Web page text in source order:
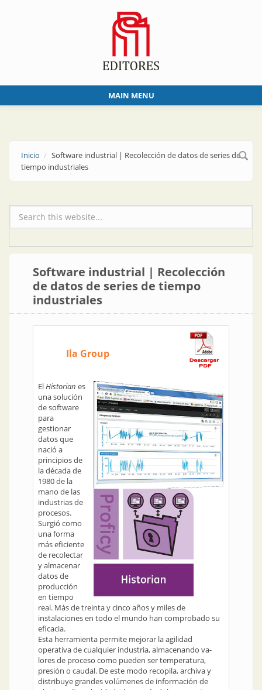
MAIN MENU
Inicio
Software industrial | Recolección de datos de series de
tiempo industriales
Formulario de búsqueda
Software industrial | Recolección
de datos de series de tiempo
industriales
Ila Group
ElHistorian es
una solución
de software
para
gestionar
datos que
nació a
principios de
la década de
1980 de la
mano de las
industrias de
procesos.
Surgió como
una forma
más eficiente
de recolectar
y almacenar
datos de
producción
en tiempo
real. Más de treinta y cinco años y miles de
instalaciones en todo el mundo han comprobado su
eficacia.
Esta herramienta permite mejorar la agilidad
operativa de cualquier industria, almacenando va-
lores de proceso como pueden ser temperatura,
presión o caudal. De este modo recopila, archiva y
distribuye grandes volúmenes de información de